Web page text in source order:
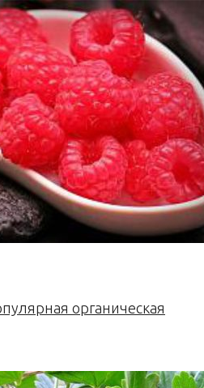
органическая